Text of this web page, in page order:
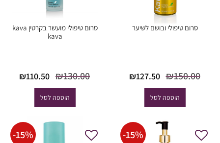
סרום טיפולי ובושם לשיער
₪150.00
המחיר
היה:
₪150.00.
₪127.50
הוספה לסל
סרום טיפולי מועשר בקרטין kava
kava
₪130.00
המחיר
היה:
₪130.00.
₪110.50
הוספה לסל
-15%
-15%